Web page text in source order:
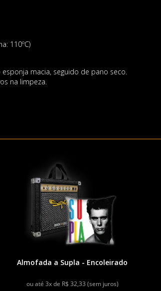
110ºC)
macia, seguido de pano seco.
na limpeza.
Almofada a Supla - Encoleirado
ou até 3x de R$ 32,33 (sem juros)